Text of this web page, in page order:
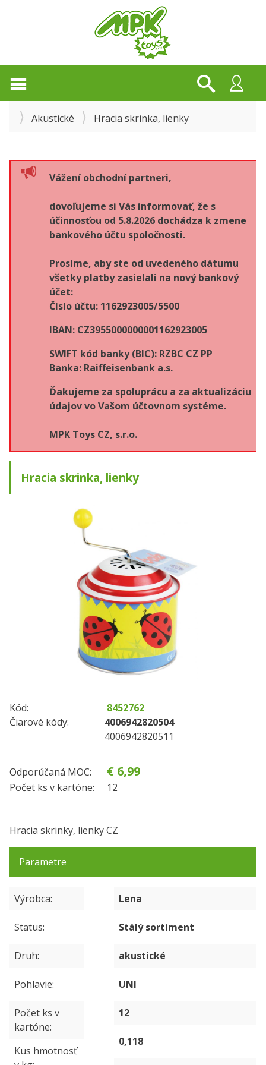
Akustické Hracia skrinka, lienky
Vážení obchodní partneri,
dovoľujeme si Vás informovať, že s
účinnosťou od 5.8.2026 dochádza k zmene
bankového účtu spoločnosti.
Prosíme, aby ste od uvedeného dátumu
všetky platby zasielali na nový bankový
účet:
Číslo účtu: 1162923005/5500
IBAN: CZ3955000000001162923005
SWIFT kód banky (BIC): RZBC CZ PP
Banka: Raiffeisenbank a.s.
Ďakujeme za spoluprácu a za aktualizáciu
údajov vo Vašom účtovnom systéme.
MPK Toys CZ, s.r.o.
Hracia skrinka, lienky
Kód:
8452762
Čiarové kódy:
4006942820504
4006942820511
Odporúčaná MOC: € 6,99
Počet ks v kartóne: 12
Hracia skrinky, lienky CZ
Parametre
Výrobca Lena
Status Stálý sortiment
Druh akustické
Pohlavie UNI
Počet ks v
kartóne
12
Kus hmotnosť
0,118